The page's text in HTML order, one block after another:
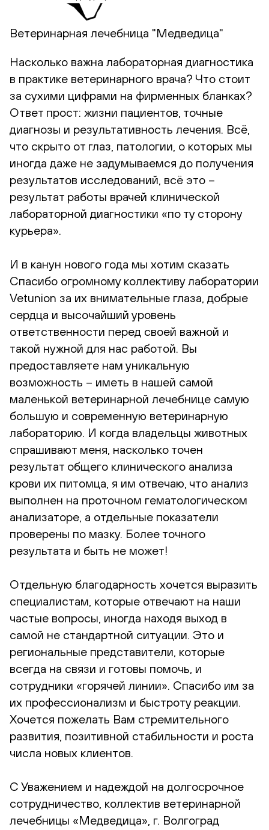
Ветеринарная лечебница "Медведица"
Насколько важна лабораторная диагностика
в практике ветеринарного врача? Что стоит
за сухими цифрами на фирменных бланках?
Ответ прост: жизни пациентов, точные
диагнозы и результативность лечения. Всё,
что скрыто от глаз, патологии, о которых мы
иногда даже не задумываемся до получения
результатов исследований, всё это –
результат работы врачей клинической
лабораторной диагностики «по ту сторону
курьера».
И в канун нового года мы хотим сказать
Спасибо огромному коллективу лаборатории
Vetunion за их внимательные глаза, добрые
сердца и высочайший уровень
ответственности перед своей важной и
такой нужной для нас работой. Вы
предоставляете нам уникальную
возможность – иметь в нашей самой
маленькой ветеринарной лечебнице самую
большую и современную ветеринарную
лабораторию. И когда владельцы животных
спрашивают меня, насколько точен
результат общего клинического анализа
крови их питомца, я им отвечаю, что анализ
выполнен на проточном гематологическом
анализаторе, а отдельные показатели
проверены по мазку. Более точного
результата и быть не может!
Отдельную благодарность хочется выразить
специалистам, которые отвечают на наши
частые вопросы, иногда находя выход в
самой не стандартной ситуации. Это и
региональные представители, которые
всегда на связи и готовы помочь, и
сотрудники «горячей линии». Спасибо им за
их профессионализм и быстроту реакции.
Хочется пожелать Вам стремительного
развития, позитивной стабильности и роста
числа новых клиентов.
С Уважением и надеждой на долгосрочное
сотрудничество, коллектив ветеринарной
лечебницы «Медведица», г. Волгоград